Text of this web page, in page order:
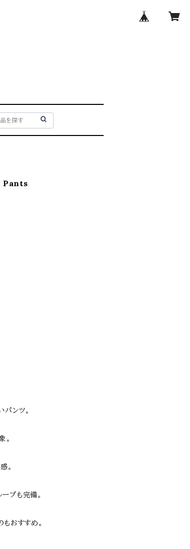
Pants
ンツ。
。
。
プも完備。
もおすすめ。